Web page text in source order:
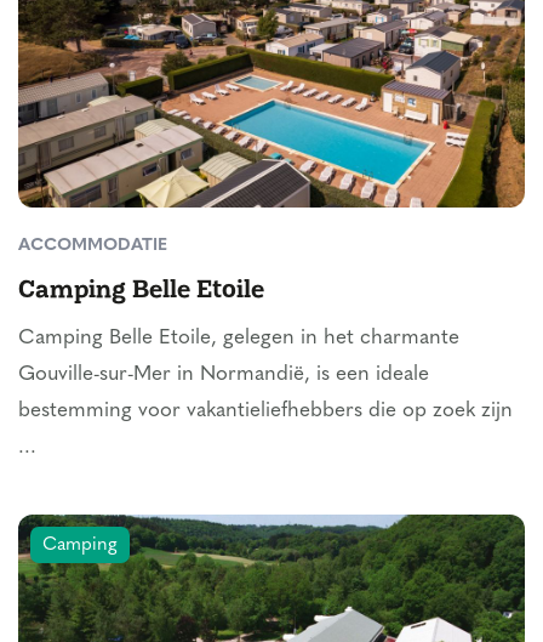
ACCOMMODATIE
Camping Belle Etoile
Camping Belle Etoile, gelegen in het charmante
Gouville-sur-Mer in Normandië, is een ideale
bestemming voor vakantieliefhebbers die op zoek zijn
...
Camping